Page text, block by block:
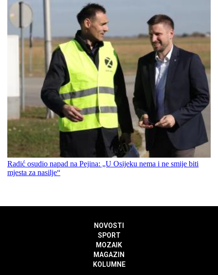
Radić osudio napad na Pejina: „U Osijeku nema i ne smije biti
mjesta za nasilje“
NOVOSTI
SPORT
MOZAIK
MAGAZIN
KOLUMNE